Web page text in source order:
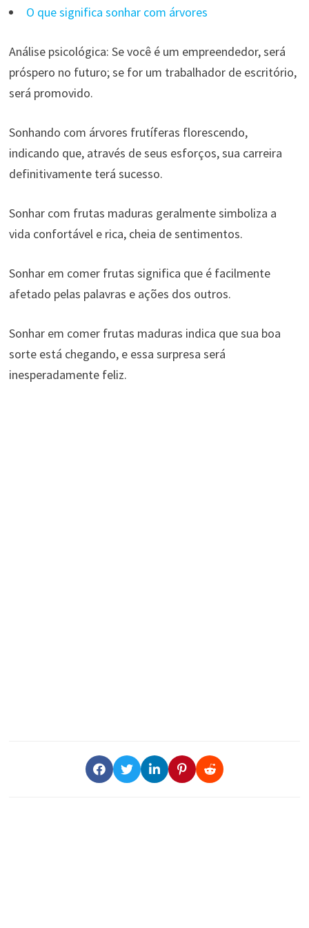
O que significa sonhar com árvores
Análise psicológica: Se você é um empreendedor, será
próspero no futuro; se for um trabalhador de escritório,
será promovido.
Sonhando com árvores frutíferas florescendo,
indicando que, através de seus esforços, sua carreira
definitivamente terá sucesso.
Sonhar com frutas maduras geralmente simboliza a
vida confortável e rica, cheia de sentimentos.
Sonhar em comer frutas significa que é facilmente
afetado pelas palavras e ações dos outros.
Sonhar em comer frutas maduras indica que sua boa
sorte está chegando, e essa surpresa será
inesperadamente feliz.